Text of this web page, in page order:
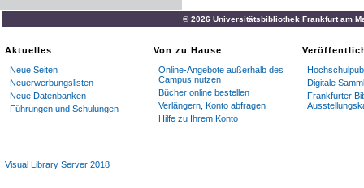
© 2026 Universitätsbibliothek Frankfurt am
Aktuelles
Neue Seiten
Neuerwerbungslisten
Neue Datenbanken
Führungen und Schulungen
Von zu Hause
Online-Angebote außerhalb des
Campus nutzen
Bücher online bestellen
Verlängern, Konto abfragen
Hilfe zu Ihrem Konto
Digitale
Frankfurter
Visual Library Server 2018